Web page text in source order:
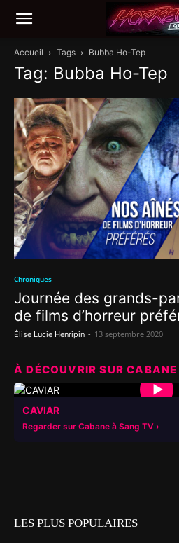
Accueil Tags Bubba Ho-Tep
Tag: Bubba Ho-Tep
Chroniques
Journée des grands-
de films d’horreur
Élise Lucie Henripin - 13 septembre 2020
À DÉCOUVRIR SUR
▶
CAVIAR
Regarder sur Cabane à Sang TV
LES PLUS POPULAIRES